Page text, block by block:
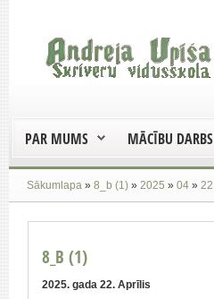
PAR MUMS MĀCĪBU DARBS
Sākumlapa » 8_b (1) » 2025 » 04 » 22
8_B (1)
2025. gada 22. Aprīlis